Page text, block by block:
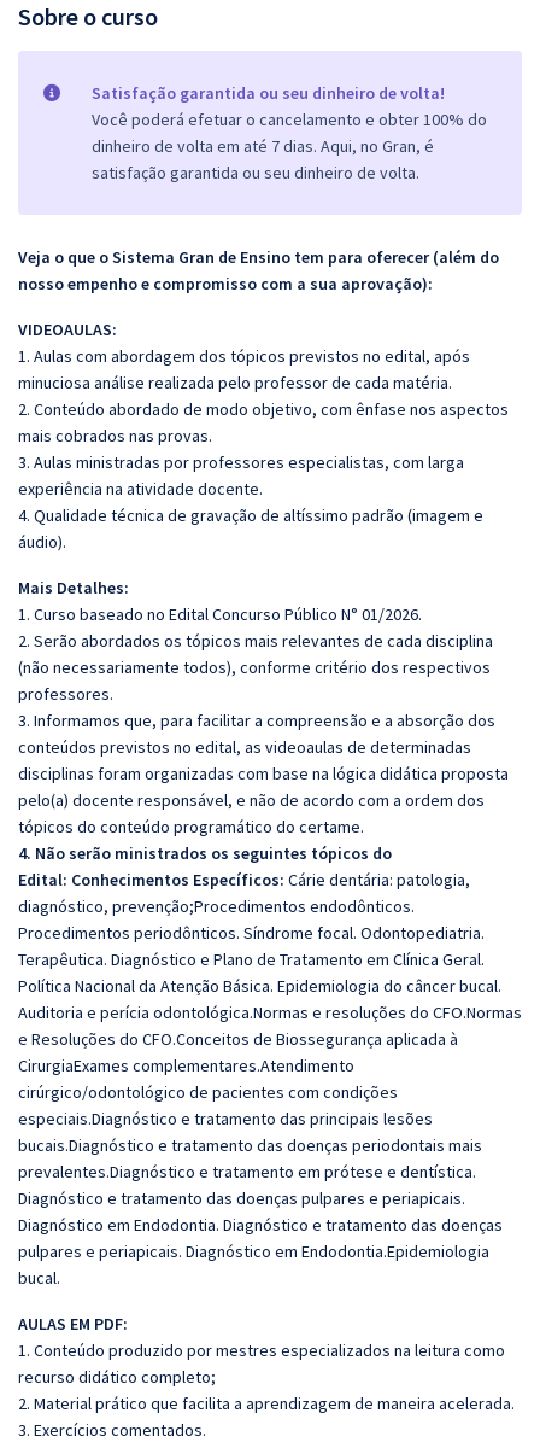
Sobre o curso
Satisfação garantida ou seu dinheiro de volta!
Você poderá efetuar o cancelamento e obter 100% do
dinheiro de volta em até 7 dias. Aqui, no Gran, é
satisfação garantida ou seu dinheiro de volta.
Veja o que o Sistema Gran de Ensino tem para oferecer (além do
nosso empenho e compromisso com a sua aprovação):
VIDEOAULAS:
1. Aulas com abordagem dos tópicos previstos no edital, após
minuciosa análise realizada pelo professor de cada matéria.
2. Conteúdo abordado de modo objetivo, com ênfase nos aspectos
mais cobrados nas provas.
3. Aulas ministradas por professores especialistas, com larga
experiência na atividade docente.
4. Qualidade técnica de gravação de altíssimo padrão (imagem e
áudio).
Mais Detalhes:
1. Curso baseado no Edital Concurso Público N° 01/2026.
2. Serão abordados os tópicos mais relevantes de cada disciplina
(não necessariamente todos), conforme critério dos respectivos
professores.
3. Informamos que, para facilitar a compreensão e a absorção dos
conteúdos previstos no edital, as videoaulas de determinadas
disciplinas foram organizadas com base na lógica didática proposta
pelo(a) docente responsável, e não de acordo com a ordem dos
tópicos do conteúdo programático do certame.
4. Não serão ministrados os seguintes tópicos do
Edital: Conhecimentos Específicos: Cárie dentária: patologia,
diagnóstico, prevenção;Procedimentos endodônticos.
Procedimentos periodônticos. Síndrome focal. Odontopediatria.
Terapêutica. Diagnóstico e Plano de Tratamento em Clínica Geral.
Política Nacional da Atenção Básica. Epidemiologia do câncer bucal.
Auditoria e perícia odontológica.Normas e resoluções do CFO.Normas
e Resoluções do CFO.Conceitos de Biossegurança aplicada à
CirurgiaExames complementares.Atendimento
cirúrgico/odontológico de pacientes com condições
especiais.Diagnóstico e tratamento das principais lesões
bucais.Diagnóstico e tratamento das doenças periodontais mais
prevalentes.Diagnóstico e tratamento em prótese e dentística.
Diagnóstico e tratamento das doenças pulpares e periapicais.
Diagnóstico em Endodontia. Diagnóstico e tratamento das doenças
pulpares e periapicais. Diagnóstico em Endodontia.Epidemiologia
bucal.
AULAS EM PDF:
1. Conteúdo produzido por mestres especializados na leitura como
recurso didático completo;
2. Material prático que facilita a aprendizagem de maneira acelerada.
3. Exercícios comentados.